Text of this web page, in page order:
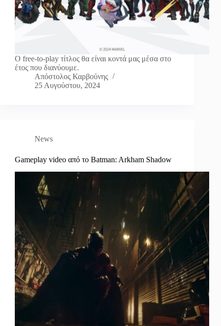
Ο free-to-play τίτλος θα είναι κοντά μας μέσα στο
έτος που διανύουμε.
Απόστολος Καρβούνης
25 Αυγούστου, 2024
News
Gameplay video από το Batman: Arkham Shadow